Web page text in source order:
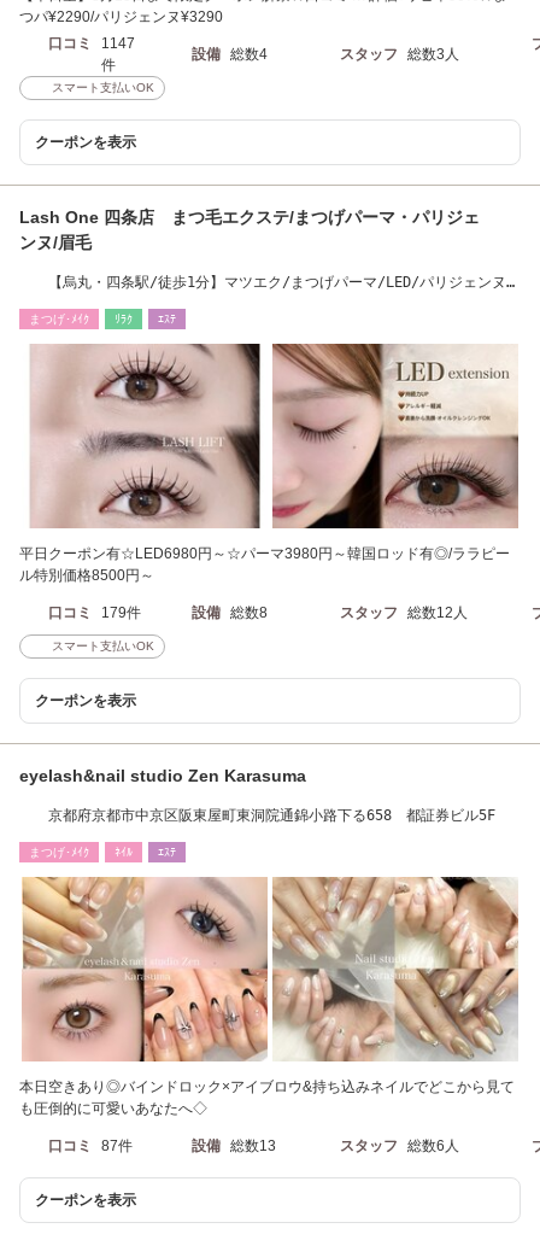
つパ¥2290/パリジェンヌ¥3290
口コミ
1147
件
設備 総数4 スタッフ 総数3人
スマート支払いOK
クーポンを表示
Lash One 四条店 まつ毛エクステ/まつげパーマ・パリジェ
ンヌ/眉毛
【烏丸・四条駅/徒歩1分】マツエク/まつげパーマ/LED/パリジェンヌ/
まつげ･ﾒｲｸ ﾘﾗｸ ｴｽﾃ
平日クーポン有☆LED6980円～☆パーマ3980円～韓国ロッド有◎/ララピー
ル特別価格8500円～
口コミ 179件 設備 総数8 スタッフ 総数12人
スマート支払いOK
クーポンを表示
eyelash&nail studio Zen Karasuma
京都府京都市中京区阪東屋町東洞院通錦小路下る658 都証券ビル5F
まつげ･ﾒｲｸ ﾈｲﾙ ｴｽﾃ
本日空きあり◎バインドロック×アイブロウ&持ち込みネイルでどこから見て
も圧倒的に可愛いあなたへ◇
口コミ 87件 設備 総数13 スタッフ 総数6人
クーポンを表示